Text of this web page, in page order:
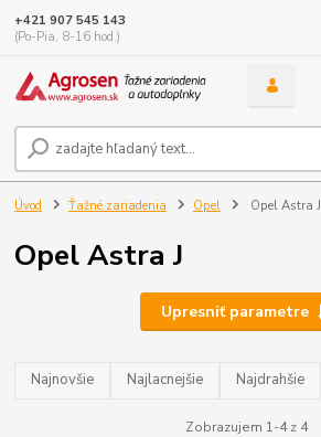
+421 907 545 143
(Po-Pia, 8-16 hod.)
Úvod Ťažné zariadenia Opel Opel Astra J
Opel Astra J
Upresniť parametre
Najnovšie Najlacnejšie Najdrahšie
Zobrazujem 1-4 z 4